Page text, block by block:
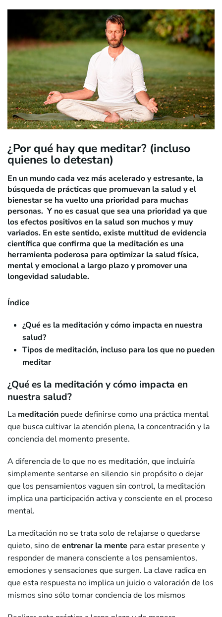
¿Por qué hay que meditar? (incluso
quienes lo detestan)
En un mundo cada vez más acelerado y estresante, la
búsqueda de prácticas que promuevan la salud y el
bienestar se ha vuelto una prioridad para muchas
personas. Y no es casual que sea una prioridad ya que
los efectos positivos en la salud son muchos y muy
variados. En este sentido, existe multitud de evidencia
científica que confirma que la meditación es una
herramienta poderosa para optimizar la salud física,
mental y emocional a largo plazo y promover una
longevidad saludable.
Índice
¿Qué es la meditación y cómo impacta en nuestra
salud?
Tipos de meditación, incluso para los que no pueden
meditar
¿Qué es la meditación y cómo impacta en
nuestra salud?
La meditación puede definirse como una práctica mental
que busca cultivar la atención plena, la concentración y la
conciencia del momento presente.
A diferencia de lo que no es meditación, que incluiría
simplemente sentarse en silencio sin propósito o dejar
que los pensamientos vaguen sin control, la meditación
implica una participación activa y consciente en el proceso
mental.
La meditación no se trata solo de relajarse o quedarse
quieto, sino de entrenar la mente para estar presente y
responder de manera consciente a los pensamientos,
emociones y sensaciones que surgen. La clave radica en
que esta respuesta no implica un juicio o valoración de los
mismos sino sólo tomar conciencia de los mismos